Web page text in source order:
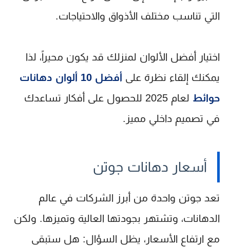
التي تناسب مختلف الأذواق والاحتياجات.
اختيار أفضل الألوان لمنزلك قد يكون محيراً، لذا
يمكنك إلقاء نظرة على
أفضل 10 ألوان دهانات
حوائط
لعام 2025 للحصول على أفكار تساعدك
في تصميم داخلي مميز.
أسعار دهانات جوتن
تعد جوتن واحدة من أبرز الشركات في عالم
الدهانات، وتشتهر بجودتها العالية وتميزها. ولكن
مع ارتفاع الأسعار، يظل السؤال: هل ستبقى